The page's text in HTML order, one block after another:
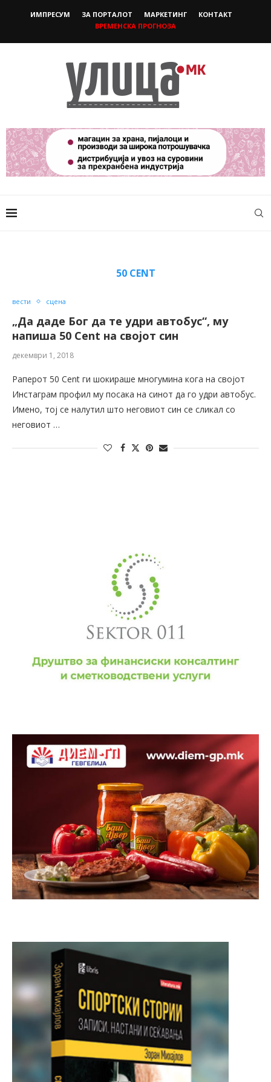
ИМПРЕСУМ ЗА ПОРТАЛОТ МАРКЕТИНГ
КОНТАКТ
ВРЕМЕНСКА ПРОГНОЗА
50 CENT
вести сцена
„Да даде Бог да те удри автобус“, му
напиша 50 Cent на својот син
декември 1, 2018
Раперот 50 Cent ги шокираше многумина кога на својот
Инстаграм профил му посака на синот да го удри автобус.
Имено, тој се налутил што неговиот син се сликал со
неговиот …